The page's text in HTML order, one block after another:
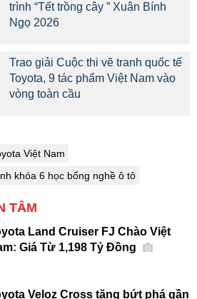
trình “Tết trồng cây ” Xuân Bính
Ngọ 2026
Trao giải Cuộc thi vẽ tranh quốc tế
Toyota, 9 tác phẩm Việt Nam vào
vòng toàn cầu
Việt Nam
khóa 6 học bổng nghề ô tô
TÂM
Land Cruiser FJ Chào Việt
Giá Từ 1,198 Tỷ Đồng
Veloz Cross tăng bứt phá gần